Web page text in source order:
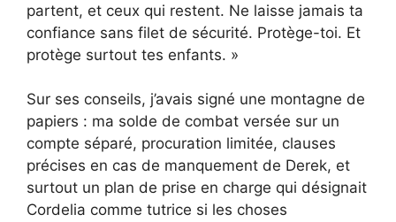
partent, et ceux qui restent. Ne laisse jamais ta
confiance sans filet de sécurité. Protège-toi. Et
protège surtout tes enfants. »
Sur ses conseils, j’avais signé une montagne de
papiers : ma solde de combat versée sur un
compte séparé, procuration limitée, clauses
précises en cas de manquement de Derek, et
surtout un plan de prise en charge qui désignait
Cordelia comme tutrice si les choses